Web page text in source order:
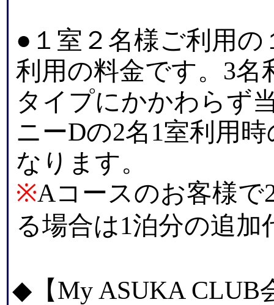
●１室２名様ご利用
利用の料金です。3名
タイプにかかわらず
ニーDの2名1室利用
なります。
※Aコースのお客様で
る場合は1泊分の追
◆【My ASUKA CLUB